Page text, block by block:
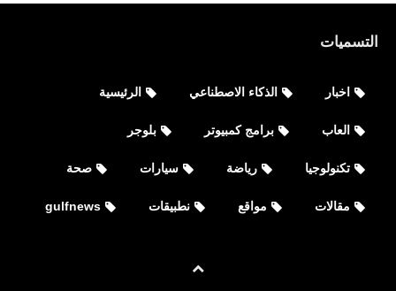
التسميات
اخبار الذكاء الاصطناعي الرئيسية
العاب برامج كمبيوتر بلوجر
تكنولوجيا رياضة سيارات صحة
مقالات مواقع نطبيقات gulfnews